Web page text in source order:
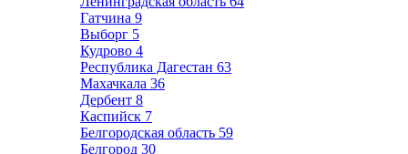
Гатчина 9
Выборг 5
Кудрово 4
Республика Дагестан 63
Махачкала 36
Дербент 8
Каспийск 7
Белгородская область 59
Белгород 30